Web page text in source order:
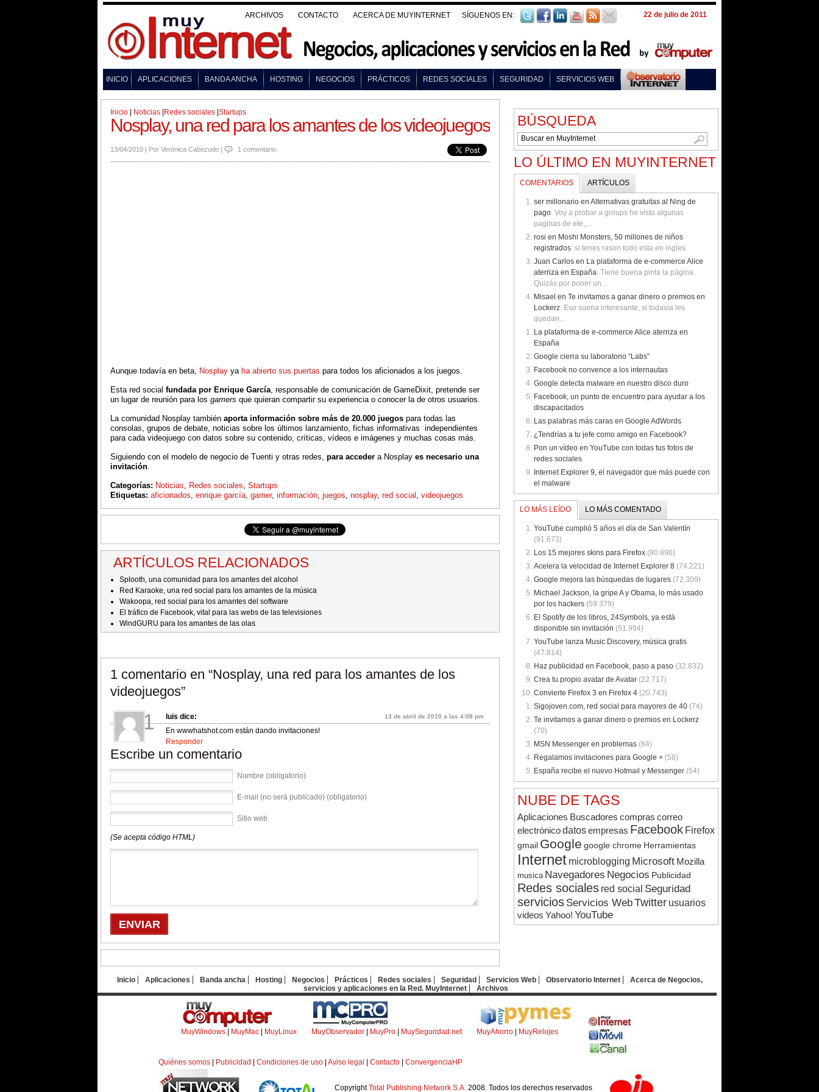
ARCHIVOS CONTACTO ACERCA DE MUYINTERNET SÍGUENOS EN: 22 de julio de 2011
INICIO APLICACIONES BANDA ANCHA HOSTING NEGOCIOS PRÁCTICOS REDES SOCIALES SEGURIDAD SERVICIOS WEB
Inicio Noticias Redes sociales Startups
Nosplay, una red para los amantes de los videojuegos
13/04/2010 | Por Verónica Cabezudo | 1 comentario
Aunque todavía en beta, Nosplay ya ha abierto sus puertas para todos los aficionados a los juegos.
Esta red social fundada por Enrique García, responsable de comunicación de GameDixit, pretende ser
un lugar de reunión para los gamers que quieran compartir su experiencia o conocer la de otros usuarios.
La comunidad Nosplay también aporta información sobre más de 20.000 juegos para todas las
consolas, grupos de debate, noticias sobre los últimos lanzamiento, fichas informativas independientes
para cada videojuego con datos sobre su contenido, críticas, vídeos e imágenes y muchas cosas más.
Siguiendo con el modelo de negocio de Tuenti y otras redes, para acceder a Nosplay es necesario una
invitación.
Categorías: Noticias, Redes sociales, Startups
Etiquetas: aficionados, enrique garcía, gamer, información, juegos, nosplay, red social , videojuegos
ARTÍCULOS RELACIONADOS
Splooth, una comunidad para los amantes del alcohol
Red Karaoke, una red social para los amantes de la música
Wakoopa, red social para los amantes del software
El tráfico de Facebook, vital para las webs de las televisiones
WindGURU para los amantes de las olas
1 comentario en “Nosplay, una red para los amantes de los
videojuegos”
1 luis dice: 13 de abril de 2010 a las 4:08 pm
En wwwhatshot.com están dando invitaciones!
Responder
Escribe un comentario
Nombre (obligatorio)
E-mail (no será publicado) (obligatorio)
Sitio web
(Se acepta código HTML)
BÚSQUEDA
LO ÚLTIMO EN MUYINTERNET
COMENTARIOS ARTÍCULOS
ser millonario en Alternativas gratuitas al Ning de
pago: Voy a probar a groups he visto algunas
paginas de ete,,...
rosi en Moshi Monsters, 50 millones de niños
registrados: si tenes rason todo esta en ingles
Juan Carlos en La plataforma de e-commerce Alice
aterriza en España: Tiene buena pinta la página.
Quizás por poner un...
Misael en Te invitamos a ganar dinero o premios en
Lockerz: Eso suena interesante, si todavia les
quedan...
La plataforma de e-commerce Alice aterriza en
España
Google cierra su laboratorio “Labs”
Facebook no convence a los internautas
Google detecta malware en nuestro disco duro
Facebook, un punto de encuentro para ayudar a los
discapacitados
Las palabras más caras en Google AdWords
¿Tendrías a tu jefe como amigo en Facebook?
Pon un vídeo en YouTube con todas tus fotos de
redes sociales
Internet Explorer 9, el navegador que más puede con
el malware
LO MÁS LEÍDO LO MÁS COMENTADO
YouTube cumplió 5 años el día de San Valentín
(91.673)
Los 15 mejores skins para Firefox (90.896)
Acelera la velocidad de Internet Explorer 8 (74.221)
Google mejora las búsquedas de lugares (72.309)
Michael Jackson, la gripe A y Obama, lo más usado
por los hackers (59.379)
El Spotify de los libros, 24Symbols, ya está
disponible sin invitación (51.994)
YouTube lanza Music Discovery, música gratis
(47.814)
Haz publicidad en Facebook, paso a paso (32.832)
Crea tu propio avatar de Avatar (22.717)
Convierte Firefox 3 en Firefox 4 (20.743)
Sigojoven.com, red social para mayores de 40 (74)
Te invitamos a ganar dinero o premios en Lockerz
(70)
MSN Messenger en problemas (64)
Regalamos invitaciones para Google + (58)
España recibe el nuevo Hotmail y Messenger (54)
NUBE DE TAGS
Aplicaciones Buscadores compras correo
electrónicodatosempresas Facebook Firefox
gmail Google google chrome Herramientas
Internet microblogging Microsoft Mozilla
musica Navegadores Negocios Publicidad
Redes sociales red social Seguridad
servicios Servicios WebTwitter usuarios
videos Yahoo! YouTube
Inicio Aplicaciones Banda ancha Hosting Negocios Prácticos Redes sociales Seguridad Servicios Web Observatorio Internet
Acerca de Negocios,
servicios y aplicaciones en la Red. MuyInternet
Archivos
MuyWindows MuyMac MuyLinux MuyObservador MuyPro MuySeguridad.net MuyAhorro MuyRelojes
Quiénes somos Publicidad Condiciones de uso Aviso legal Contacto ConvergenciaHP
CopyrightTotal Publishing Network S.A. 2008. Todos los derechos reservados